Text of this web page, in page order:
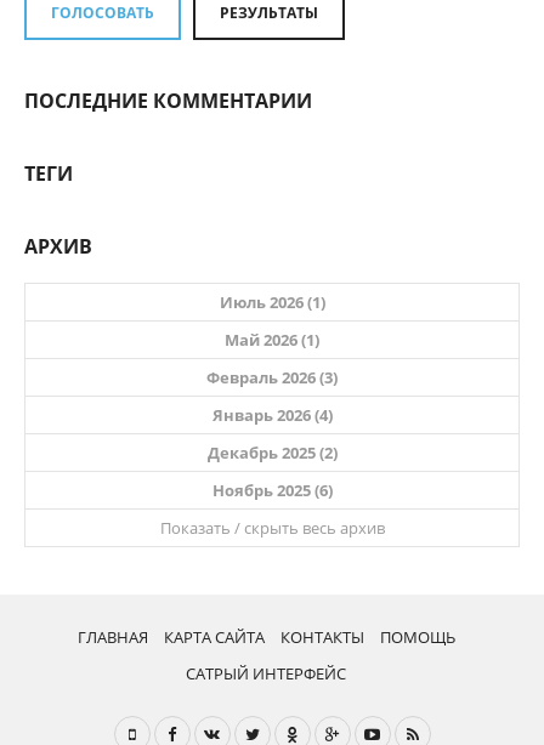
ГОЛОСОВАТЬ РЕЗУЛЬТАТЫ
ПОСЛЕДНИЕ КОММЕНТАРИИ
ТЕГИ
АРХИВ
Июль 2026 (1)
Май 2026 (1)
Февраль 2026 (3)
Январь 2026 (4)
Декабрь 2025 (2)
Ноябрь 2025 (6)
Показать / скрыть весь архив
ГЛАВНАЯ КАРТА САЙТА КОНТАКТЫ
ПОМОЩЬ
САТРЫЙ ИНТЕРФЕЙС